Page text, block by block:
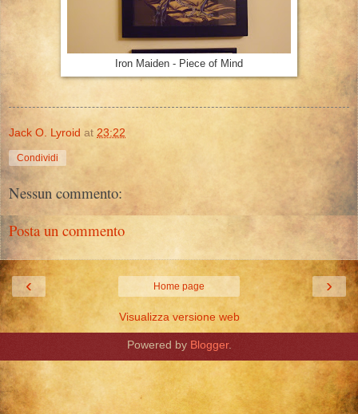
Iron Maiden - Piece of Mind
Jack O. Lyroid at 23:22
Condividi
Nessun commento:
Posta un commento
‹ ›
Home page
Visualizza versione web
Powered by Blogger.